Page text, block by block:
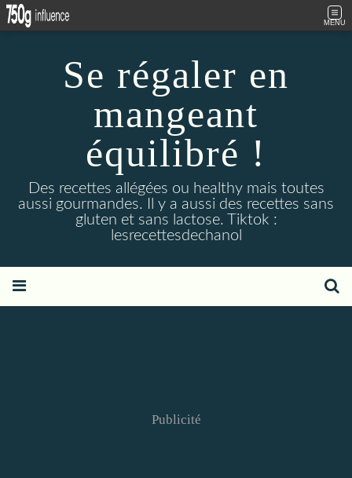
MENU
Se régaler en
mangeant
équilibré !
Des recettes allégées ou healthy mais toutes
aussi gourmandes. Il y a aussi des recettes sans
gluten et sans lactose. Tiktok :
lesrecettesdechanol
Publicité